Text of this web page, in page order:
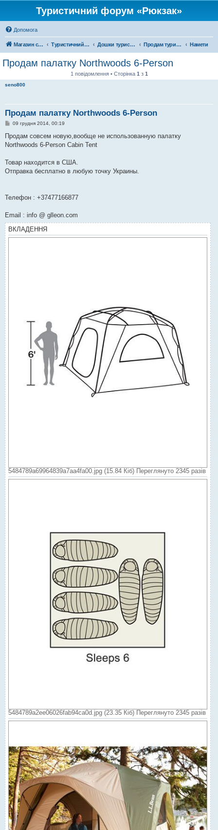
Туристичний форум «Рюкзак»
Допомога
Магазин спорядження Туристичний форум «Рюкзак» Дошки туристичних оголошень Продам туристичне спорядження Намети
Продам палатку Northwoods 6-Person
1 повідомлення • Сторінка 1 з 1
seno800
Продам палатку Northwoods 6-Person
П
в
д
л
е
09 грудня 2014, 00:19
Продам совсем новую,вообще не использованную палатку
Northwoods 6-Person Cabin Tent
Товар находится в США.
Отправка бесплатно в любую точку Украины.
Телефон : +37477166877
Email : info @ glleon.com
ВКЛАДЕННЯ
5484789a69964839a7aa4fa00.jpg (15.84 Кіб) Переглянуто 2345 разів
5484789a2ee06026fab94ca0d.jpg (23.35 Кіб) Переглянуто 2345 разів